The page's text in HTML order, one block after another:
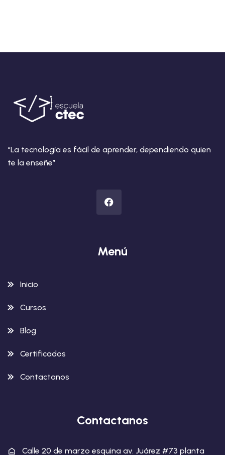
“La tecnología es fácil de aprender, dependiendo quien
te la enseñe”
Menú
Inicio
Cursos
Blog
Certificados
Contactanos
Contactanos
Calle 20 de marzo esquina av. Juárez #73 planta